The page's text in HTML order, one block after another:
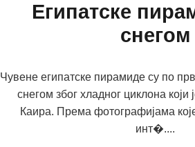
Египатске
снегом
Чувене египатске пирамиде су по
снегом због хладног циклона који
Каира. Према фотографијама
инт�....